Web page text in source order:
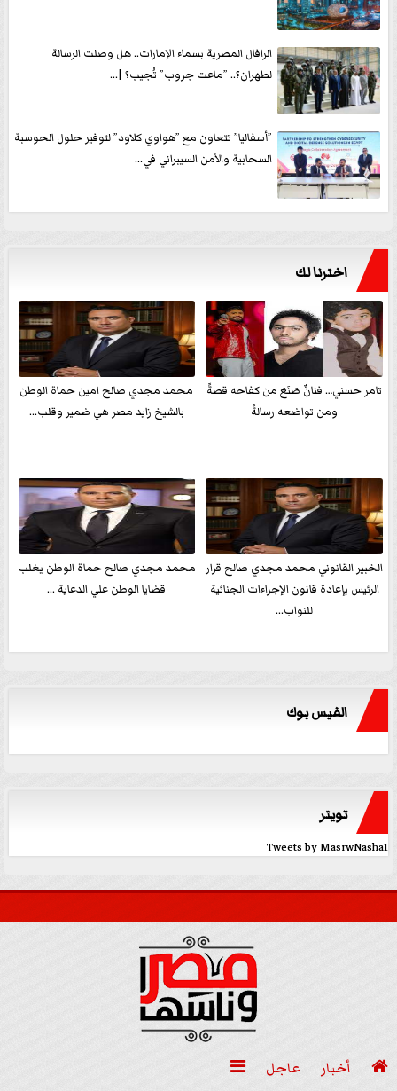
الرافال المصرية بسماء الإمارات.. هل وصلت الرسالة
لطهران؟.. ”ماعت جروب” تُجيب؟ |...
”أسفاليا” تتعاون مع ”هواوي كلاود” لتوفير حلول الحوسبة
السحابية والأمن السيبراني في...
اخترنا لك
تامر حسني… فنانٌ صَنَعَ من كفاحه قصةً
ومن تواضعه رسالةً
محمد مجدي صالح امين حماة الوطن
بالشيخ زايد مصر هي ضمير وقلب...
الخبير القانوني محمد مجدي صالح قرار
الرئيس بإعادة قانون الإجراءات الجنائية
للنواب...
محمد مجدي صالح حماة الوطن يغلب
قضايا الوطن علي الدعاية ...
الفيس بوك
تويتر
Tweets by MasrwNasha1
 أخبار عاجل 